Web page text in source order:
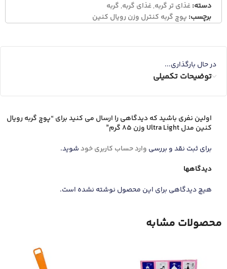
دسته:غذای تر گربه,غذای گربه, گربه
برچسب: پوچ گربه کنترل وزن رویال کنین
در حال بارگذاری...
توضیحات تکمیلی
دیدگاهها
هیچ دیدگاهی برای این محصول نوشته نشده است.
اولین نفری باشید که دیدگاهی را ارسال می کنید برای “پوچ گربه رویال
کنین مدل Ultra Light وزن 85 گرم”
برای ثبت نقد و بررسی وارد حساب کاربری خودشوید.
محصولات مشابه